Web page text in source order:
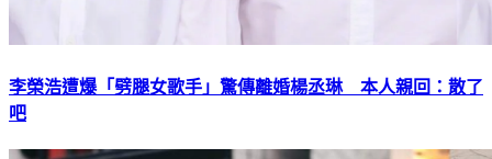
李榮浩遭爆「劈腿女歌手」驚傳離婚楊丞琳 本人親回：散了
吧